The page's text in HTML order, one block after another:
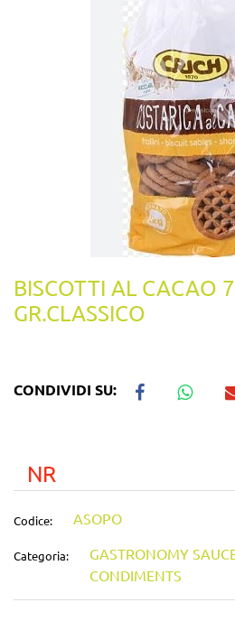
BISCOTTI AL CACAO
GR.CLASSICO
CONDIVIDI SU:
NR
Codice: ASOPO
Categoria:
GASTRONOMY
CONDIMENTS